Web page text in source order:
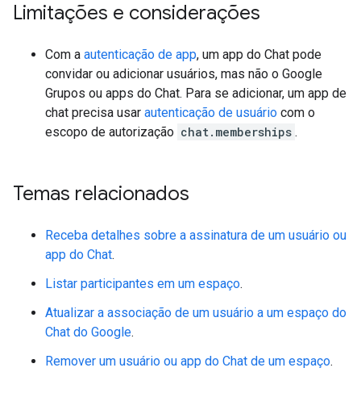
Limitações e considerações
Com a autenticação de app, um app do Chat pode
convidar ou adicionar usuários, mas não o Google
Grupos ou apps do Chat. Para se adicionar, um app de
chat precisa usar autenticação de usuário com o
escopo de autorização chat.memberships .
Temas relacionados
Receba detalhes sobre a assinatura de um usuário ou
app do Chat.
Listar participantes em um espaço.
Atualizar a associação de um usuário a um espaço do
Chat do Google.
Remover um usuário ou app do Chat de um espaço.